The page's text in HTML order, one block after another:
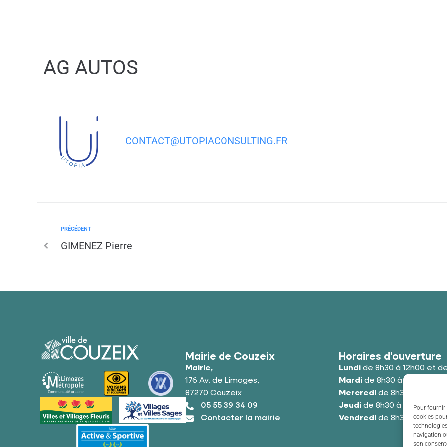
Pour fournir
cookies
navigation
son
AG AUTOS
CONTACT@UTOPIACONSULTING.FR
PRÉCÉDENT
GIMENEZ Pierre
Mairie de Couzeix
Mairie,
176 Av. de Limoges,
87270 Couzeix
05 55 39 34 09
Contacter la mairie
Horaires d'ouverture
Lundide 8h30 à 12h00 et de
Mardide 8h30 à 12h00 et de
Mercredide 8h30 à 12h00
Jeudide 8h30 à 12h00 et
Vendredide 8h30 à 12h00